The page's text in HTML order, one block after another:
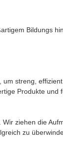
Bildungs
streng,
Produkte und
ziehen die
zu